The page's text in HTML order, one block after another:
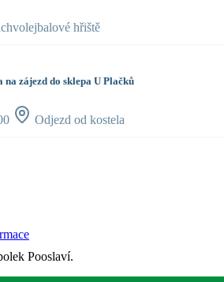
hřiště
na zájezd do sklepa U Plačků
Odjezd od kostela
Pooslaví.